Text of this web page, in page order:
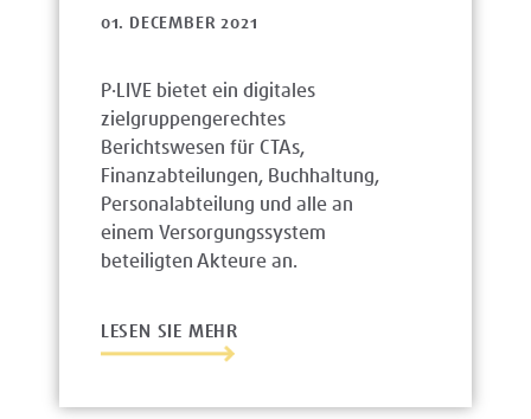
01. DECEMBER 2021
P·LIVE bietet ein digitales
zielgruppengerechtes
Berichtswesen für CTAs,
Finanzabteilungen, Buchhaltung,
Personalabteilung und alle an
einem Versorgungssystem
beteiligten Akteure an.
LESEN SIE MEHR